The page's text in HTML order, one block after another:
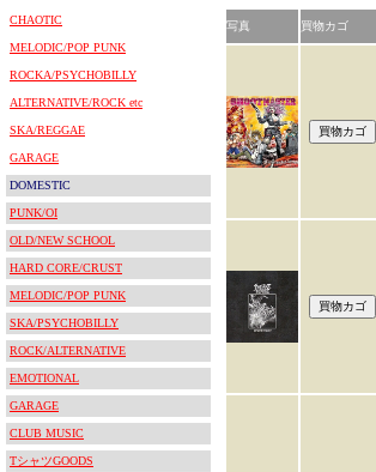
CHAOTIC
MELODIC/POP PUNK
ROCKA/PSYCHOBILLY
ALTERNATIVE/ROCK etc
SKA/REGGAE
GARAGE
DOMESTIC
PUNK/OI
OLD/NEW SCHOOL
HARD CORE/CRUST
MELODIC/POP PUNK
SKA/PSYCHOBILLY
ROCK/ALTERNATIVE
EMOTIONAL
GARAGE
CLUB MUSIC
TシャツGOODS
写真 買物カゴ